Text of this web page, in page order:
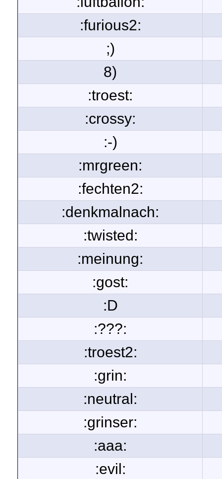
:furious2:
;)
8)
:troest:
:crossy:
:-)
:mrgreen:
:fechten2:
:denkmalnach:
:twisted:
:meinung:
:gost:
:D
:???:
:troest2:
:grin:
:neutral:
:grinser:
:aaa:
:evil: